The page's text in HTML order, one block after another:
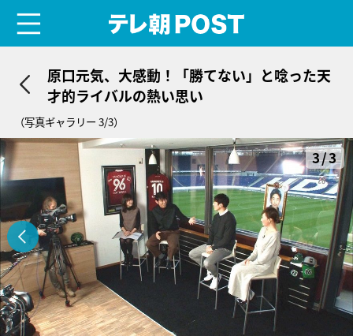
原口元気、大感動！「勝てない」と唸った天
才的ライバルの熱い思い
（写真ギャラリー 3/3）
3/3